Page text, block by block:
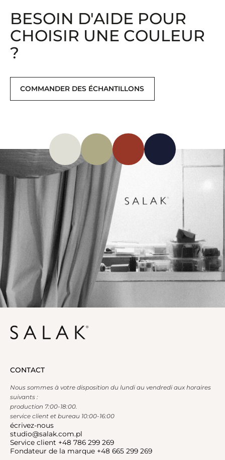
BESOIN D'AIDE POUR
CHOISIR UNE COULEUR
?
COMMANDER DES ÉCHANTILLONS
CONTACT
Nous sommes à votre disposition du lundi au vendredi aux horaires
suivants :
production 7:00-18:00.
service client et bureau 10:00-16:00
écrivez-nous
studio@salak.com.pl
Service client +48 786 299 269
Fondateur de la marque +48 665 299 269